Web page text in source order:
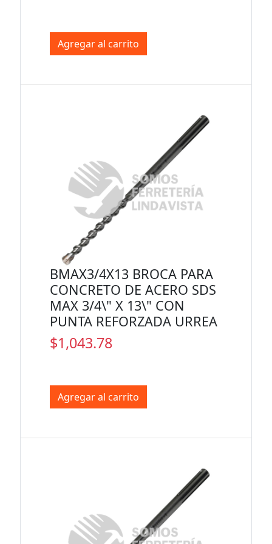
Agregar al carrito
BMAX3/4X13 BROCA PARA
CONCRETO DE ACERO SDS
MAX 3/4\" X 13\" CON
PUNTA REFORZADA URREA
$1,043.78
Agregar al carrito